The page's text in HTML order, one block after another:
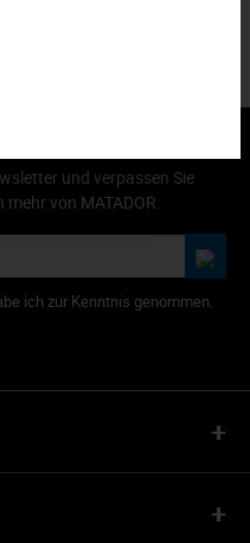
und verpassen Sie
von MATADOR.
ich zur Kenntnis genommen.
+
+